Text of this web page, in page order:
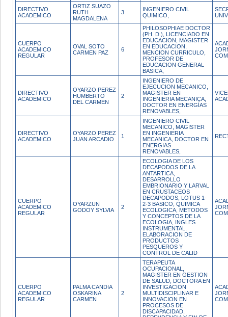
DIRECTIVO
ACADEMICO
ORTIZ SUAZO
RUTH
MAGDALENA
3
INGENIERO CIVIL
QUIMICO,
CUERPO
ACADEMICO
REGULAR
OVAL SOTO
CARMEN PAZ
6
PHILOSOPHIAE DOCTOR
(PH. D.), LICENCIADO EN
EDUCACION, MAGISTER
EN EDUCACION,
MENCION CURRICULO,
PROFESOR DE
EDUCACION GENERAL
BASICA,
DIRECTIVO
ACADEMICO
OYARZO PEREZ
HUMBERTO
DEL CARMEN
2
INGENIERO DE
EJECUCION MECANICO,
MAGISTER EN
INGENIERIA MECANICA,
DOCTOR EN ENERGÍAS
RENOVABLES,
DIRECTIVO
ACADEMICO
OYARZO PEREZ
JUAN ARCADIO
1
INGENIERO CIVIL
MECANICO, MAGISTER
EN INGENIERIA
MECANICA, DOCTOR EN
ENERGIAS
RENOVABLES,
CUERPO
ACADEMICO
REGULAR
OYARZUN
GODOY SYLVIA
2
ECOLOGIA DE LOS
DECAPODOS DE LA
ANTARTICA,
DESARROLLO
EMBRIONARIO Y LARVAL
EN CRUSTACEOS
DECAPODOS, LOTUS 1-
2-3 BASICO, QUIMICA
ECOLOGICA, METODOS
Y CONCEPTOS DE LA
ECOLOGIA, INGLES
INSTRUMENTAL,
ELABORACION DE
PRODUCTOS
PESQUEROS Y
CONTROL DE CALID
CUERPO
ACADEMICO
REGULAR
PALMA CANDIA
OSKARINA
CARMEN
2
TERAPEUTA
OCUPACIONAL,
MAGISTER EN GESTION
DE SALUD, DOCTORA EN
INVESTIGACION
MULTIDISCIPLINAR E
INNOVACION EN
PROCESOS DE
DISCAPACIDAD,